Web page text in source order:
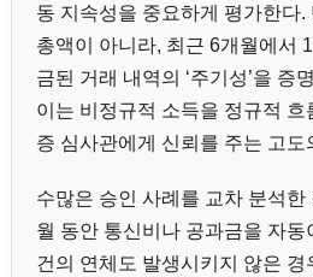
동 지속성을 중요하게 평가한다.
총액이 아니라, 최근 6개월에서
금된 거래 내역의 ‘주기성’을 증
이는 비정규적 소득을 정규적 흐
증 심사관에게 신뢰를 주는 고도
수많은 승인 사례를 교차 분석한
월 동안 통신비나 공과금을 자
건의 연체도 발생시키지 않은 경